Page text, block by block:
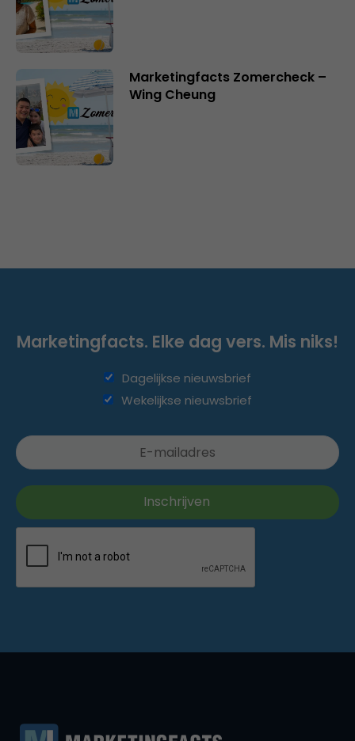
Marketingfacts Zomercheck –
Wing Cheung
Marketingfacts. Elke dag vers. Mis niks!
Dagelijkse nieuwsbrief
Wekelijkse nieuwsbrief